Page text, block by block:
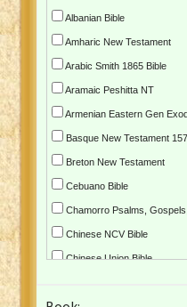
Albanian Bible
Amharic New Testament
Arabic Smith 1865 Bible
Aramaic Peshitta NT
Armenian Eastern Gen
Basque New Testament
Breton New Testament
Cebuano Bible
Chamorro Psalms,
Chinese NCV Bible
Chinese Union Bible